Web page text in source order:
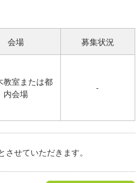
会場 募集状況
教室または都
内会場
-
せていただきます。